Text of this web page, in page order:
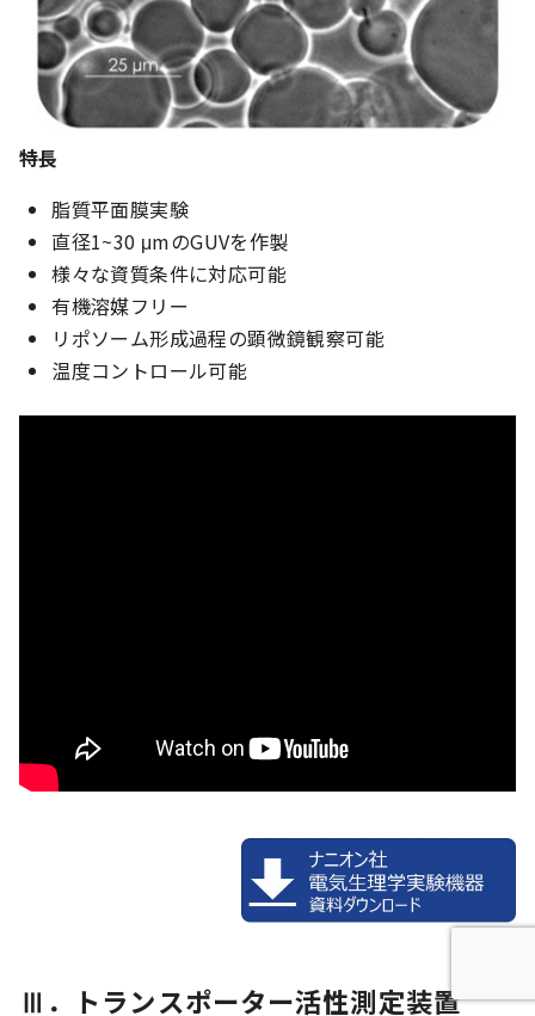
特長
脂質平面膜実験
直径1~30 μmのGUVを作製
様々な資質条件に対応可能
有機溶媒フリー
リポソーム形成過程の顕微鏡観察可能
温度コントロール可能
Ⅲ． トランスポーター活性測定装置